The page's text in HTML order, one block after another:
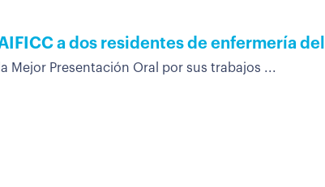
a dos residentes de enfermería del
Mejor Presentación Oral por sus trabajos ...